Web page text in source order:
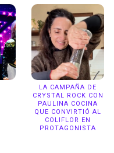
LA CAMPAÑA DE
CRYSTAL ROCK CON
PAULINA COCINA
QUE CONVIRTIÓ AL
COLIFLOR EN
PROTAGONISTA